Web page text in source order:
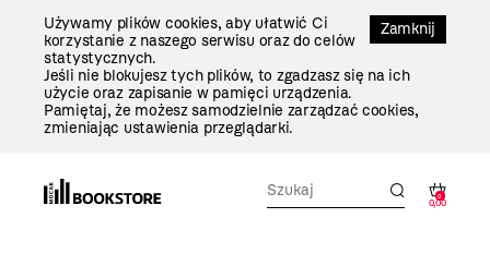
Zamknij
Używamy plików cookies, aby ułatwić Ci
korzystanie z naszego serwisu oraz do celów
statystycznych.
Jeśli nie blokujesz tych plików, to zgadzasz się na ich
użycie oraz zapisanie w pamięci urządzenia.
Pamiętaj, że możesz samodzielnie zarządzać cookies,
zmieniając ustawienia przeglądarki.
0
0,00